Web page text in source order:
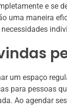
e se
uma maneira
um espaço
para pessoas
Ao agendar